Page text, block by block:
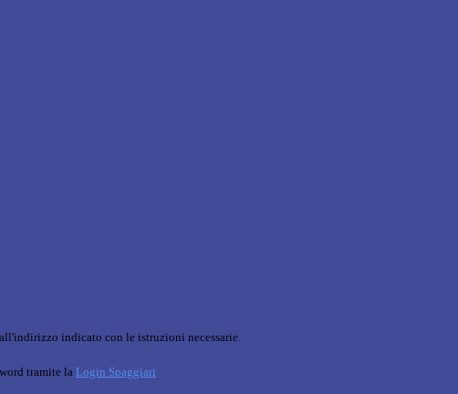
indicato con le istruzioni necessarie.
tramite la Login Spaggiari